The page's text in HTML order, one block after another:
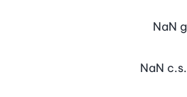
NaN g
NaN c.s.